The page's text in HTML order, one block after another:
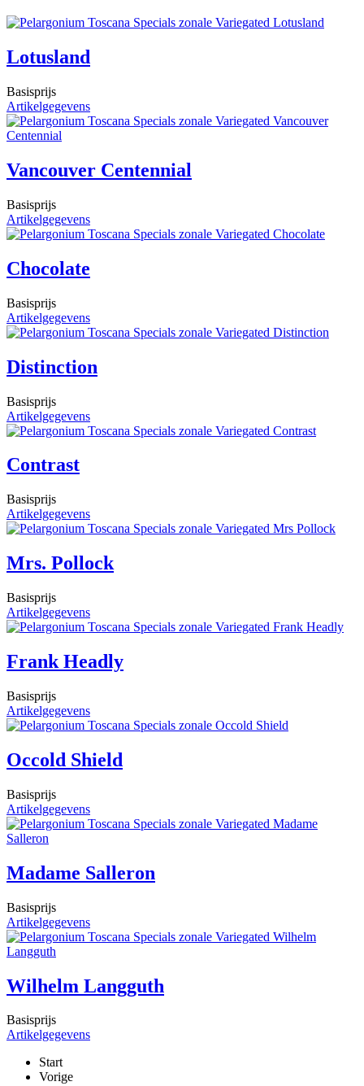
Lotusland
Basisprijs
Artikelgegevens
Vancouver Centennial
Basisprijs
Artikelgegevens
Chocolate
Basisprijs
Artikelgegevens
Distinction
Basisprijs
Artikelgegevens
Contrast
Basisprijs
Artikelgegevens
Mrs. Pollock
Basisprijs
Artikelgegevens
Frank Headly
Basisprijs
Artikelgegevens
Occold Shield
Basisprijs
Artikelgegevens
Madame Salleron
Basisprijs
Artikelgegevens
Wilhelm Langguth
Basisprijs
Artikelgegevens
Start
Vorige